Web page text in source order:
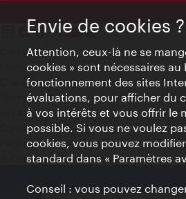
Contact
Mentions obligatoires
Charte sur le respect de la vie privée
Terms of Use
Accessibilité
Contact presse
Paramètres de cookies
© Copyright WienTourismus
Envie de cookies ?
Attention, ceux-là ne se
cookies » sont nécessaires au
fonctionnement des sites
évaluations, pour afficher du
à vos intérêts et vous offrir le
possible. Si vous ne voulez
cookies, vous pouvez
standard dans « Paramètres
Conseil : vous pouvez